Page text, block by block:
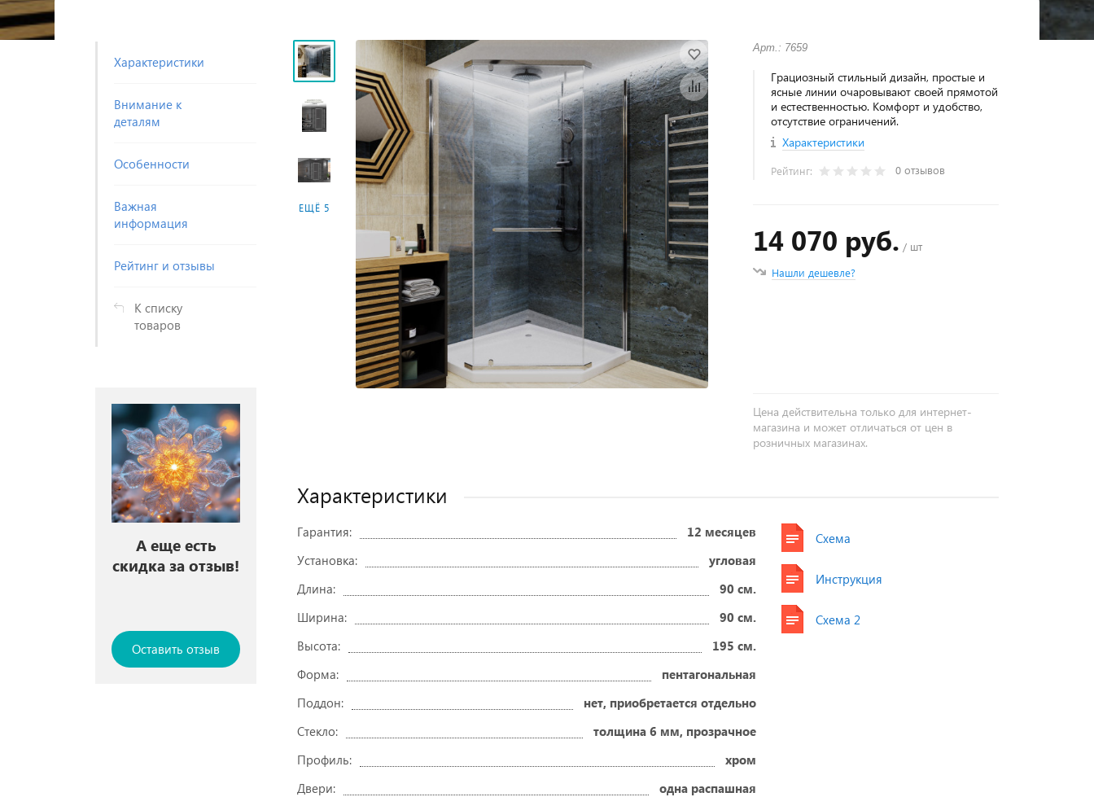
Характеристики
Внимание к
деталям
Особенности
Важная
информация
Рейтинг и отзывы
К списку
товаров
А еще есть
скидка за отзыв!
Оставить отзыв
ЕЩЁ 5
Арт.: 7659
Грациозный стильный дизайн, простые и
ясные линии очаровывают своей прямотой
и естественностью. Комфорт и удобство,
отсутствие ограничений.
Характеристики
Рейтинг: 0 отзывов
14 070 руб. / шт
Нашли дешевле?
Цена действительна только для интернет-
магазина и может отличаться от цен в
розничных магазинах.
Характеристики
Гарантия:
12 месяцев
Установка:
угловая
Длина:
90 см.
Ширина:
90 см.
Высота:
195 см.
Форма:
пентагональная
Поддон:
нет, приобретается отдельно
Стекло:
толщина 6 мм, прозрачное
Профиль:
хром
Двери:
одна распашная
Схема
Инструкция
Схема 2